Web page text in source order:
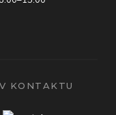
KONTAKTU